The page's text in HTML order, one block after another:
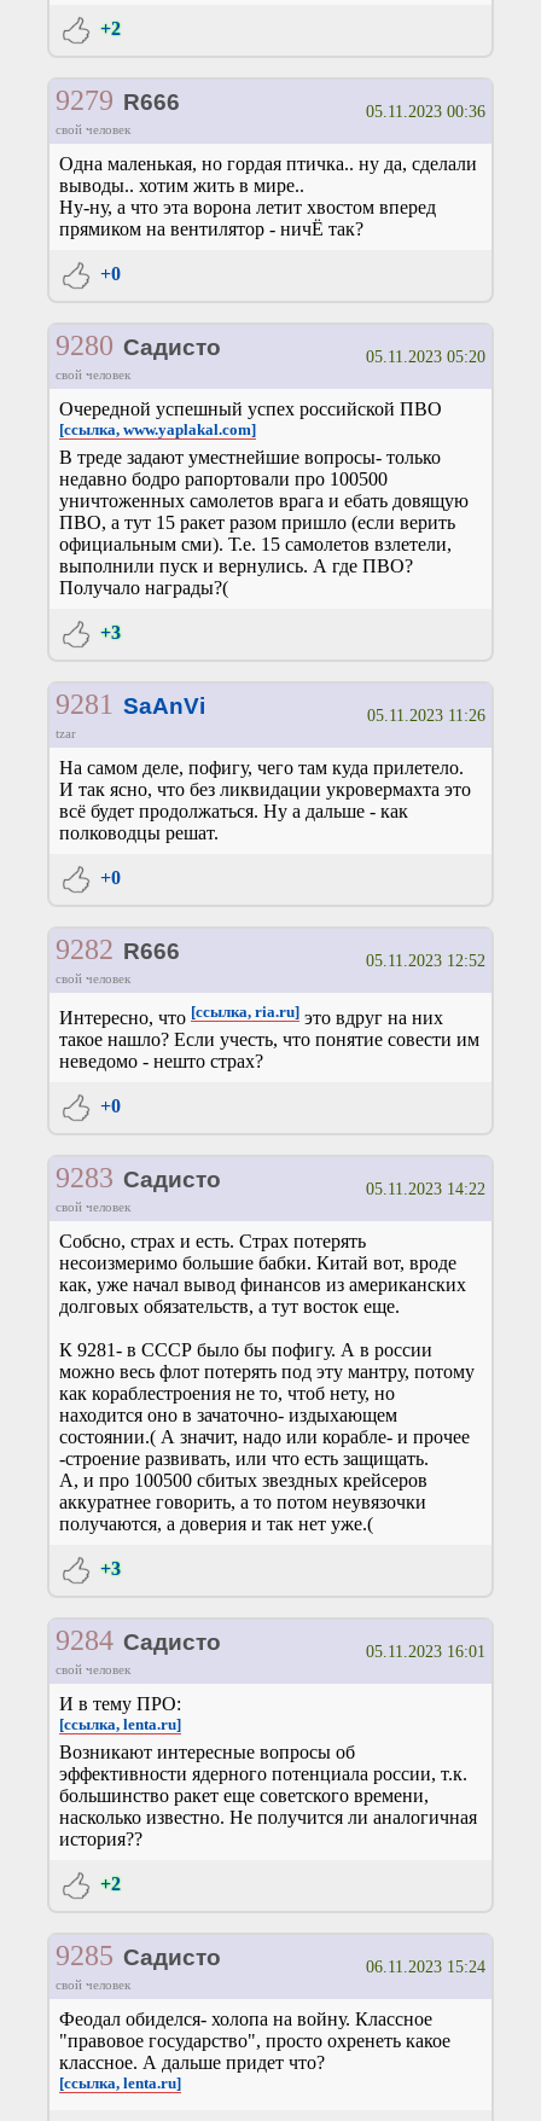
+2
9279 R666
свой человек
05.11.2023 00:36
Одна маленькая, но гордая птичка.. ну да, сделали
выводы.. хотим жить в мире..
Ну-ну, а что эта ворона летит хвостом вперед
прямиком на вентилятор - ничЁ так?
+0
9280 Садисто
свой человек
05.11.2023 05:20
Очередной успешный успех российской ПВО
[ссылка, www.yaplakal.com]
В треде задают уместнейшие вопросы- только
недавно бодро рапортовали про 100500
уничтоженных самолетов врага и ебать довящую
ПВО, а тут 15 ракет разом пришло (если верить
официальным сми). Т.е. 15 самолетов взлетели,
выполнили пуск и вернулись. А где ПВО?
Получало награды?(
+3
9281 SaAnVi
tzar
05.11.2023 11:26
На самом деле, пофигу, чего там куда прилетело.
И так ясно, что без ликвидации укровермахта это
всё будет продолжаться. Ну а дальше - как
полководцы решат.
+0
9282 R666
свой человек
05.11.2023 12:52
Интересно, что [ссылка, ria.ru] это вдруг на них
такое нашло? Если учесть, что понятие совести им
неведомо - нешто страх?
+0
9283 Садисто
свой человек
05.11.2023 14:22
Собсно, страх и есть. Страх потерять
несоизмеримо большие бабки. Китай вот, вроде
как, уже начал вывод финансов из американских
долговых обязательств, а тут восток еще.
К 9281- в СССР было бы пофигу. А в россии
можно весь флот потерять под эту мантру, потому
как кораблестроения не то, чтоб нету, но
находится оно в зачаточно- издыхающем
состоянии.( А значит, надо или корабле- и прочее
-строение развивать, или что есть защищать.
А, и про 100500 сбитых звездных крейсеров
аккуратнее говорить, а то потом неувязочки
получаются, а доверия и так нет уже.(
+3
9284 Садисто
свой человек
05.11.2023 16:01
И в тему ПРО:
[ссылка, lenta.ru]
Возникают интересные вопросы об
эффективности ядерного потенциала россии, т.к.
большинство ракет еще советского времени,
насколько известно. Не получится ли аналогичная
история??
+2
9285 Садисто
свой человек
06.11.2023 15:24
Феодал обиделся- холопа на войну. Классное
"правовое государство", просто охренеть какое
классное. А дальше придет что?
[ссылка, lenta.ru]